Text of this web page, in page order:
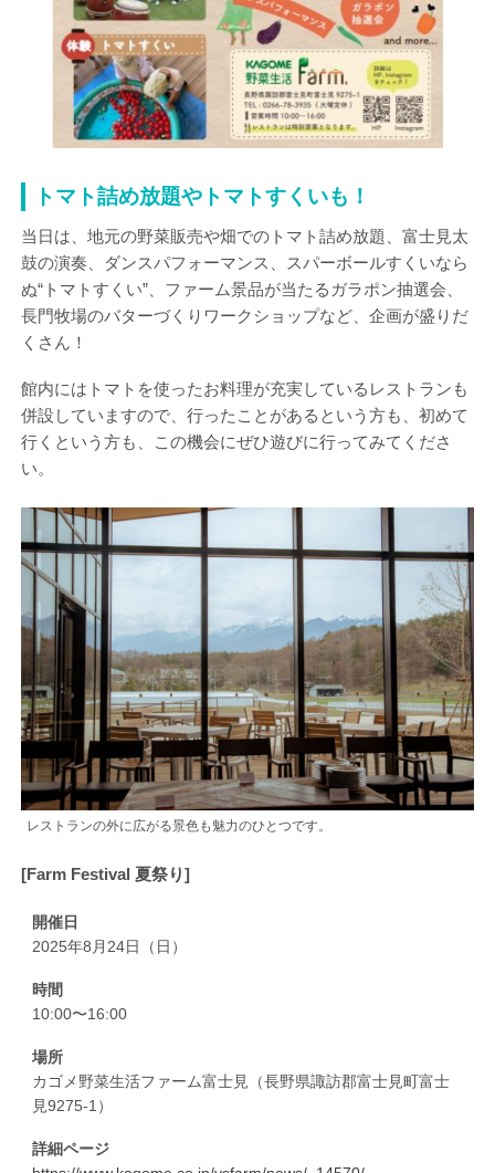
トマト詰め放題やトマトすくいも！
当日は、地元の野菜販売や畑でのトマト詰め放題、富士見太
鼓の演奏、ダンスパフォーマンス、スパーボールすくいなら
ぬ“トマトすくい”、ファーム景品が当たるガラポン抽選会、
長門牧場のバターづくりワークショップなど、企画が盛りだ
くさん！
館内にはトマトを使ったお料理が充実しているレストランも
併設していますので、行ったことがあるという方も、初めて
行くという方も、この機会にぜひ遊びに行ってみてくださ
い。
レストランの外に広がる景色も魅力のひとつです。
[Farm Festival 夏祭り]
開催日
2025年8月24日（日）
時間
10:00〜16:00
場所
カゴメ野菜生活ファーム富士見（長野県諏訪郡富士見町富士
見9275-1）
詳細ページ